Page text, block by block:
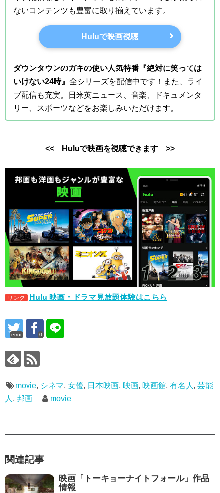
ないコンテンツも豊富に取り揃えています。
Huluで映画視聴
ダウンタウンのガキの使い人気特番『絶対に笑っては
いけない24時』 全シリーズを配信中です！また、ライ
ブ配信も充実。日米英ニュース、音楽、ドキュメンタ
リー、スポーツなどをお楽しみいただけます。
<< Huluで映画を視聴できます >>
リンク Hulu 映画・ドラマ見放題体験はこちら
error 0
movie, シネマ, 女優, 日本映画, 映画, 映画館, 有名人, 芸能
人, 邦画 movie
関連記事
映画「トーキョーナイトフォール」作品
情報